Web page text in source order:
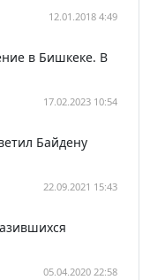
12.01.2018 4:49
в Бишкеке. В
17.02.2023 10:54
Байдену
22.09.2021 15:43
05.04.2020 22:58